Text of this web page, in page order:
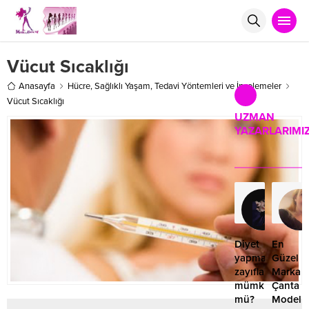
Vücut Sıcaklığı
Anasayfa Hücre,Sağlıklı Yaşam,Tedavi Yöntemleri ve İncelemeler
Vücut Sıcaklığı
UZMAN
Diyet
yapmadan
zayıflamak
mümkün
mü?
En
Güzel
Marka
Çanta